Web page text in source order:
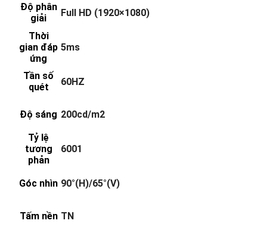
Độ phân
giải
Full HD (1920×1080)
Thời
gian đáp
ứng
5ms
Tần số
quét
60HZ
Độ sáng 200cd/m2
Tỷ lệ
tương
phản
6001
Góc nhìn 90°(H)/65°(V)
Tấm nền TN